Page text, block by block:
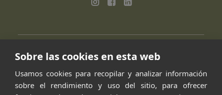
Sobre las cookies en esta web
Usamos cookies para recopilar y analizar información
sobre el rendimiento y uso del sitio, para ofrecer